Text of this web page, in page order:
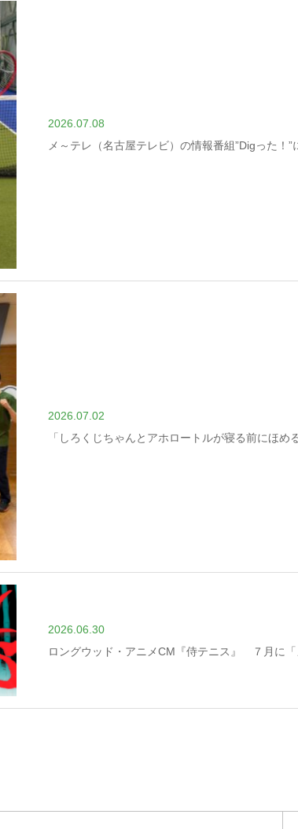
2026.07.08
メ～テレ（名古屋テレビ）の情報番組”Digった！
2026.07.02
「しろくじちゃんとアホロートルが寝る前にほめ
2026.06.30
ロングウッド・アニメCM『侍テニス』 ７月に